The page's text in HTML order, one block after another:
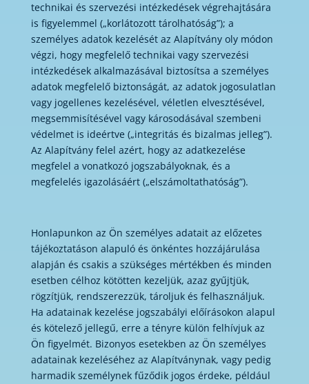
technikai és szervezési intézkedések végrehajtására
is figyelemmel („korlátozott tárolhatóság”); a
személyes adatok kezelését az Alapítvány oly módon
végzi, hogy megfelelő technikai vagy szervezési
intézkedések alkalmazásával biztosítsa a személyes
adatok megfelelő biztonságát, az adatok jogosulatlan
vagy jogellenes kezelésével, véletlen elvesztésével,
megsemmisítésével vagy károsodásával szembeni
védelmet is ideértve („integritás és bizalmas jelleg”).
Az Alapítvány felel azért, hogy az adatkezelése
megfelel a vonatkozó jogszabályoknak, és a
megfelelés igazolásáért („elszámoltathatóság”).
Honlapunkon az Ön személyes adatait az előzetes
tájékoztatáson alapuló és önkéntes hozzájárulása
alapján és csakis a szükséges mértékben és minden
esetben célhoz kötötten kezeljük, azaz gyűjtjük,
rögzítjük, rendszerezzük, tároljuk és felhasználjuk.
Ha adatainak kezelése jogszabályi előírásokon alapul
és kötelező jellegű, erre a tényre külön felhívjuk az
Ön figyelmét. Bizonyos esetekben az Ön személyes
adatainak kezeléséhez az Alapítványnak, vagy pedig
harmadik személynek fűződik jogos érdeke, például